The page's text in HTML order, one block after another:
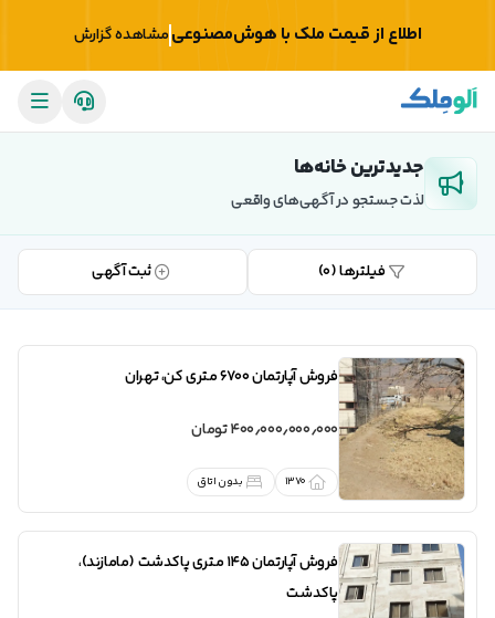
اطلاع از قیمت ملک با هوش‌مصنوعیمشاهده گزارش
جدیدترین خانه‌ها
لذت جستجو در آگهی‌های واقعی
فیلترها (0
) ثبت آگهی
فروشآپارتمان 6700 متری کن ،تهران
400٫000٫000٫000 تومان
1370 بدون اتاق
فروشآپارتمان 145 متری پاکدشت (مامازند)
،
پاکدشت